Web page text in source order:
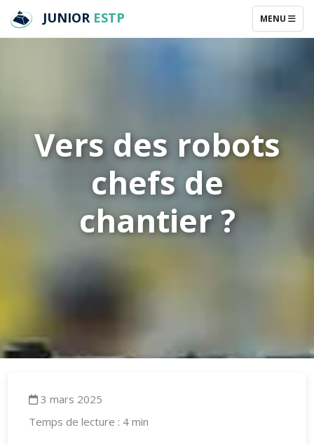
TOGGLE
MENU
JUNIOR ESTP
Vers des robots
chefs de
chantier ?
3 mars 2025
Temps de lecture : 4 min